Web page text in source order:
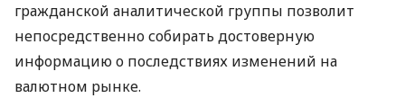
гражданской аналитической группы позволит
непосредственно собирать достоверную
информацию о последствиях изменений на
валютном рынке.